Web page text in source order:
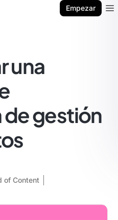
Empezar
una
gestión
of Content